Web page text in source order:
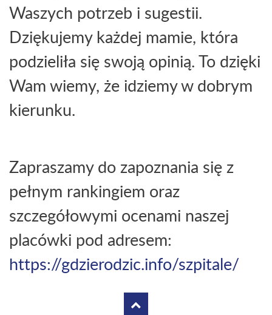
Waszych potrzeb i sugestii.
Dziękujemy każdej mamie, która
podzieliła się swoją opinią. To dzięki
Wam wiemy, że idziemy w dobrym
kierunku.
Zapraszamy do zapoznania się z
pełnym rankingiem oraz
szczegółowymi ocenami naszej
placówki pod adresem:
https://gdzierodzic.info/szpitale/